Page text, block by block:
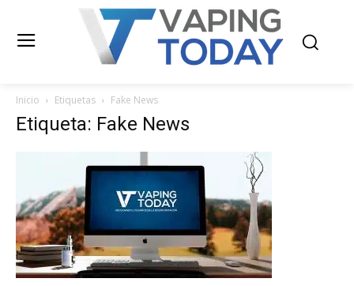
Inicio Etiquetas Fake News
Etiqueta: Fake News